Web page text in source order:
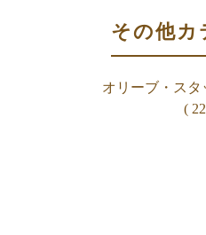
その他カ
オリーブ・スタ
(